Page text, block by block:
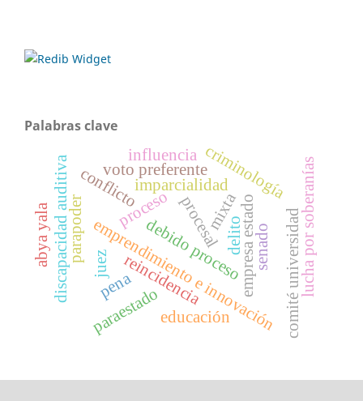
Palabras clave
emprendimiento e innovacióncomité universidad
empresa estado
proceso
debido proceso
imparcialidad
juez reincidencia
delito
pena
criminología lucha por soberanías
conflicto
parapoder
paraestado
procesalmixta
discapacidad auditiva
abya yala senado
voto preferente
educación
influencia